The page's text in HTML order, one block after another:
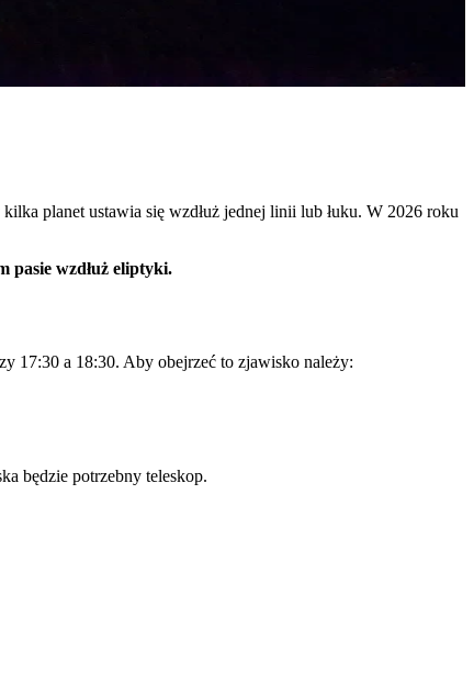
planet ustawia się wzdłuż jednej linii lub łuku. W 2026 roku
pasie wzdłuż eliptyki.
17:30 a 18:30. Aby obejrzeć to zjawisko należy:
będzie potrzebny teleskop.